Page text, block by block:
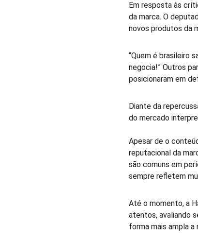
Em resposta às
da marca. O
novos produtos da
“Quem é brasileiro
negocia!” Outros
posicionaram em
Diante da
do mercado
Apesar de o
reputacional da
são comuns em
sempre refletem
Até o momento, a
atentos, avaliando
forma mais ampla